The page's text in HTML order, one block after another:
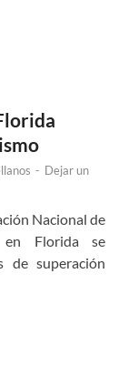
- Dejar un
Nacional de
en Florida se
de superación